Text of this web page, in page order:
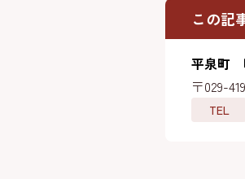
この記
平泉町
〒029-
TEL